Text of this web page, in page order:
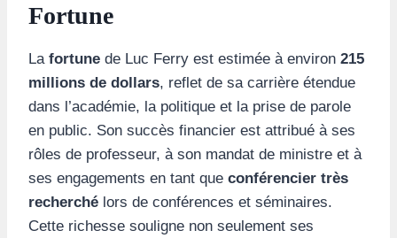
Fortune
La fortune de Luc Ferry est estimée à environ 215
millions de dollars, reflet de sa carrière étendue
dans l’académie, la politique et la prise de parole
en public. Son succès financier est attribué à ses
rôles de professeur, à son mandat de ministre et à
ses engagements en tant que conférencier très
recherché lors de conférences et séminaires.
Cette richesse souligne non seulement ses